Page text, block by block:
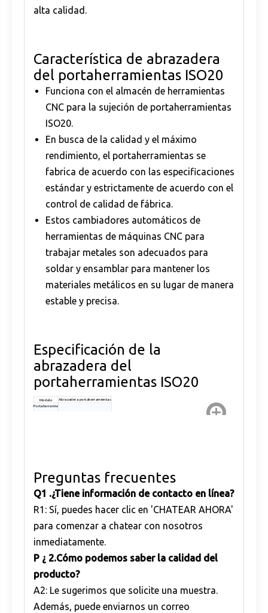
alta calidad.
Característica de abrazadera
del portaherramientas ISO20
Funciona con el almacén de herramientas
CNC para la sujeción de portaherramientas
ISO20.
En busca de la calidad y el máximo
rendimiento, el portaherramientas se
fabrica de acuerdo con las especificaciones
estándar y estrictamente de acuerdo con el
control de calidad de fábrica.
Estos cambiadores automáticos de
herramientas de máquinas CNC para
trabajar metales son adecuados para
soldar y ensamblar para mantener los
materiales metálicos en su lugar de manera
estable y precisa.
Especificación de la
abrazadera del
portaherramientas ISO20
Modelo Abrazadera portaherramientas
Portaherramie
Preguntas frecuentes
Q1 .¿Tiene información de contacto en línea?
R1: Sí, puedes hacer clic en 'CHATEAR AHORA'
para comenzar a chatear con nosotros
inmediatamente.
P ¿ 2.Cómo podemos saber la calidad del
producto?
A2: Le sugerimos que solicite una muestra.
Además, puede enviarnos un correo